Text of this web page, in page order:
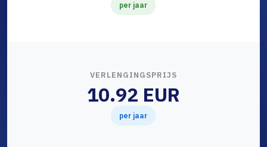
per jaar
VERLENGINGSPRIJS
10.92 EUR
per jaar